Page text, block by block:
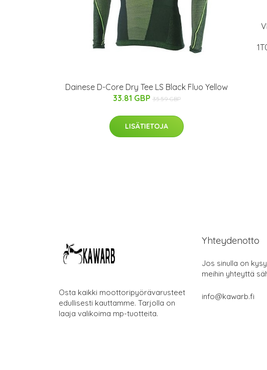
Dainese D-Core Dry Tee LS Black Fluo Yellow
33.81 GBP 35.59 GBP
LISÄTIETOJA
Osta kaikki moottoripyörävarusteet
edullisesti kauttamme. Tarjolla on
laaja valikoima mp-tuotteita.
Yhteydenotto
Jos sinulla on
meihin yhteyttä
info@kawarb.fi